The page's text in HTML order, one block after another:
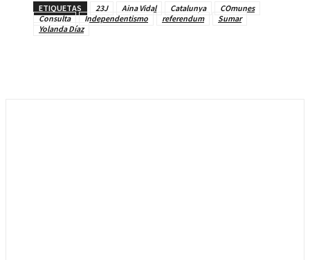
ETIQUETAS 23J Aina Vidal Catalunya
COmunes
Consulta
Independentismo referendum
Sumar
Yolanda Díaz